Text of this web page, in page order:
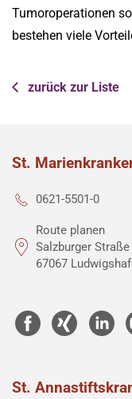
Tumoroperationen
bestehen viele
zurück zur Liste
St.
0621-5501-0
Route planen
Salzburger Straße
67067
St.